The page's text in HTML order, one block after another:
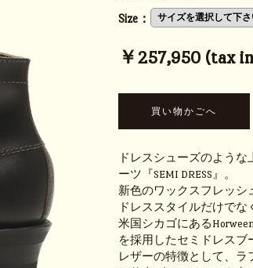
Size：
￥257,950 (tax
ドレスシューズのよう
ーツ『SEMI DRESS』。
新色のワックスフレッシ
ドレススタイルだけでな
米国シカゴにある
を採用したセミドレスブ
レザーの特徴として、